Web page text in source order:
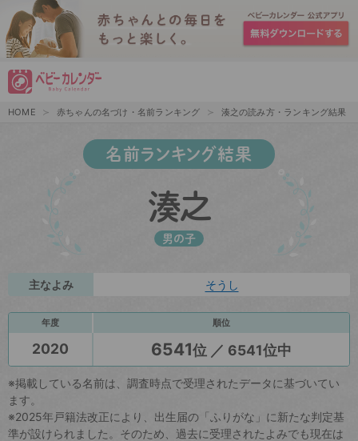
HOME 赤ちゃんの名づけ・名前ランキング 湊之の読み方・ランキング結果
名前ランキング結果
湊之
男の子
主なよみ そうし
年度 順位
2020 6541位 ／ 6541位中
※掲載している名前は、調査時点で受理されたデータに基づいてい
ます。
※2025年戸籍法改正により、出生届の「ふりがな」に新たな判定基
準が設けられました。そのため、過去に受理されたよみでも現在は